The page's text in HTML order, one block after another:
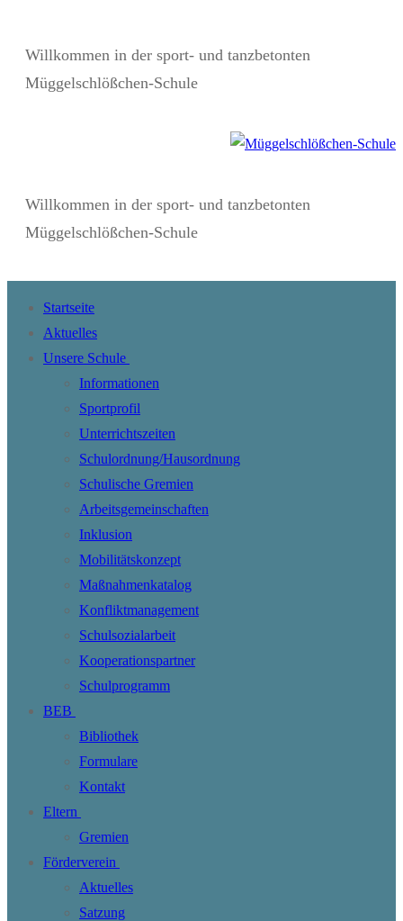
Willkommen in der sport- und tanzbetonten
Müggelschlößchen-Schule
Willkommen in der sport- und tanzbetonten
Müggelschlößchen-Schule
Startseite
Aktuelles
Unsere Schule
Informationen
Sportprofil
Unterrichtszeiten
Schulordnung/Hausordnung
Schulische Gremien
Arbeitsgemeinschaften
Inklusion
Mobilitätskonzept
Maßnahmenkatalog
Konfliktmanagement
Schulsozialarbeit
Kooperationspartner
Schulprogramm
BEB
Bibliothek
Formulare
Kontakt
Eltern
Gremien
Förderverein
Aktuelles
Satzung